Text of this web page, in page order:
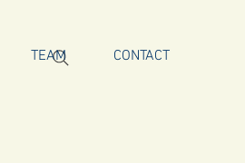
TEAM CONTACT